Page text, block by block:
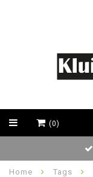
(0)
Home Tags